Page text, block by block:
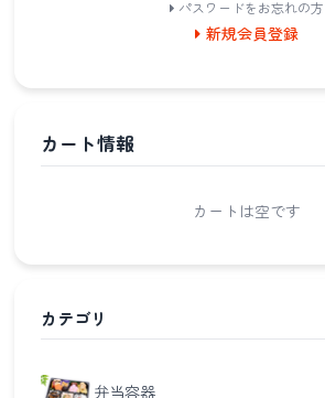
パスワードをお忘れの方
新規会員登録
カート情報
カートは空です
カテゴリ
弁当容器